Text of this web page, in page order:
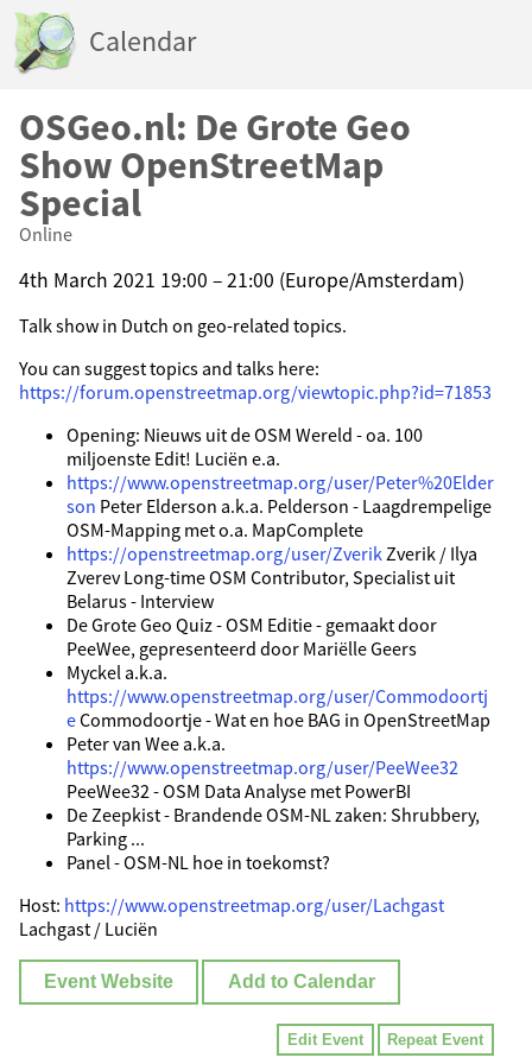
Calendar
OSGeo.nl: De Grote Geo
Show OpenStreetMap
Special
Online
4th March 2021 19:00 – 21:00 (Europe/Amsterdam)
Talk show in Dutch on geo-related topics.
You can suggest topics and talks here:
https://forum.openstreetmap.org/viewtopic.php?id=71853
Opening: Nieuws uit de OSM Wereld - oa. 100
miljoenste Edit! Luciën e.a.
https://www.openstreetmap.org/user/Peter%20Elder
son Peter Elderson a.k.a. Pelderson - Laagdrempelige
OSM-Mapping met o.a. MapComplete
https://openstreetmap.org/user/ZverikZverik / Ilya
Zverev Long-time OSM Contributor, Specialist uit
Belarus - Interview
De Grote Geo Quiz - OSM Editie - gemaakt door
PeeWee, gepresenteerd door Mariëlle Geers
Myckel a.k.a.
https://www.openstreetmap.org/user/Commodoortj
eCommodoortje - Wat en hoe BAG in OpenStreetMap
Peter van Wee a.k.a.
https://www.openstreetmap.org/user/PeeWee32
PeeWee32 - OSM Data Analyse met PowerBI
De Zeepkist - Brandende OSM-NL zaken: Shrubbery,
Parking ...
Panel - OSM-NL hoe in toekomst?
Host: https://www.openstreetmap.org/user/Lachgast
Lachgast / Luciën
Event Website Add to Calendar
Edit Event Repeat Event